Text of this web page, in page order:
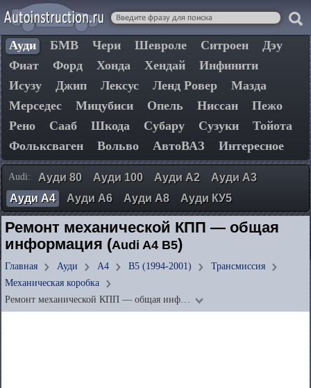
Ауди БМВ Чери Шевроле Ситроен
Дэу
Фиат
Форд Хонда Хендай
Инфинити
Исузу
Джип Лексус Ленд Ровер
Мазда
Мерседес
Мицубиси Опель Ниссан
Пежо
Рено
Сааб Шкода Субару Сузуки
Тойота
Фольксваген
Вольво АвтоВАЗ Интересное
Audi: Ауди 80 Ауди 100 Ауди А2
Ауди А3
Ауди А4
Ауди А6 Ауди А8 Ауди КУ5
Ремонт механической КПП — общая
информация (Audi A4 B5)
Главная Ауди А4 B5 (1994-2001)
Трансмиссия
Механическая коробка
Ремонт механической КПП — общая инф…